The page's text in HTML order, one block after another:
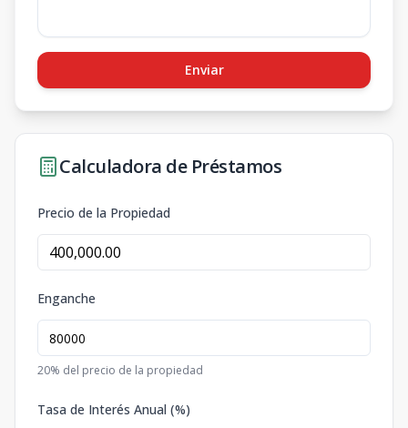
Enviar
Calculadora de Préstamos
Precio de la Propiedad
Enganche
20% del precio de la propiedad
Tasa de Interés Anual (%)